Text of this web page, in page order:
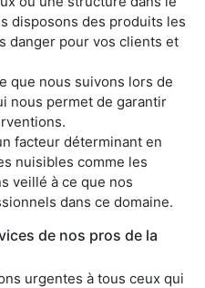
disposons des produits les
danger pour vos clients et
que nous suivons lors de
nous permet de garantir
facteur déterminant en
nuisibles comme les
veillé à ce que nos
dans ce domaine.
de nos pros de la
urgentes à tous ceux qui